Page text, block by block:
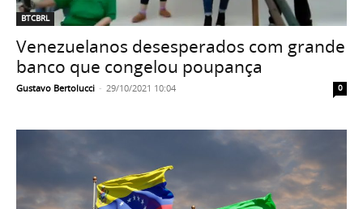
BTCBRL
Venezuelanos desesperados com grande
banco que congelou poupança
Gustavo Bertolucci - 29/10/2021 10:04 0